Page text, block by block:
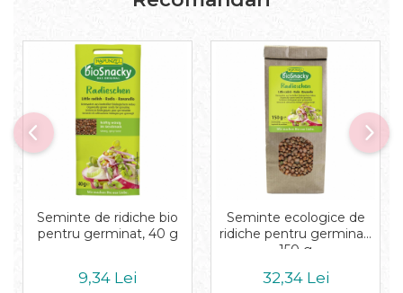
Sucuri din fructe si legume bio
Pudre proteice bio
Superalimente bio
Uleiuri, grasimi si otet
Grasimi bio
Otet bio
Ulei de masline bio
Uleiuri esentiale alimentare bio
Uleiuri Oxyguard
Seminte de ridiche bio
pentru germinat, 40 g
9,34 Lei
Seminte ecologice de
ridiche pentru germinat,
150 g
32,34 Lei